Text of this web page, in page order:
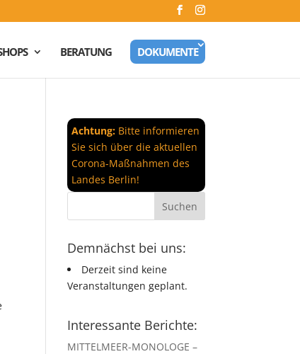
BERATUNG DOKUMENTE
Achtung: Bitte informieren
Sie sich über die aktuellen
Corona-Maßnahmen des
Landes Berlin!
Demnächst bei uns:
Derzeit sind keine
Veranstaltungen geplant.
Interessante Berichte:
MITTELMEER-MONOLOGE –